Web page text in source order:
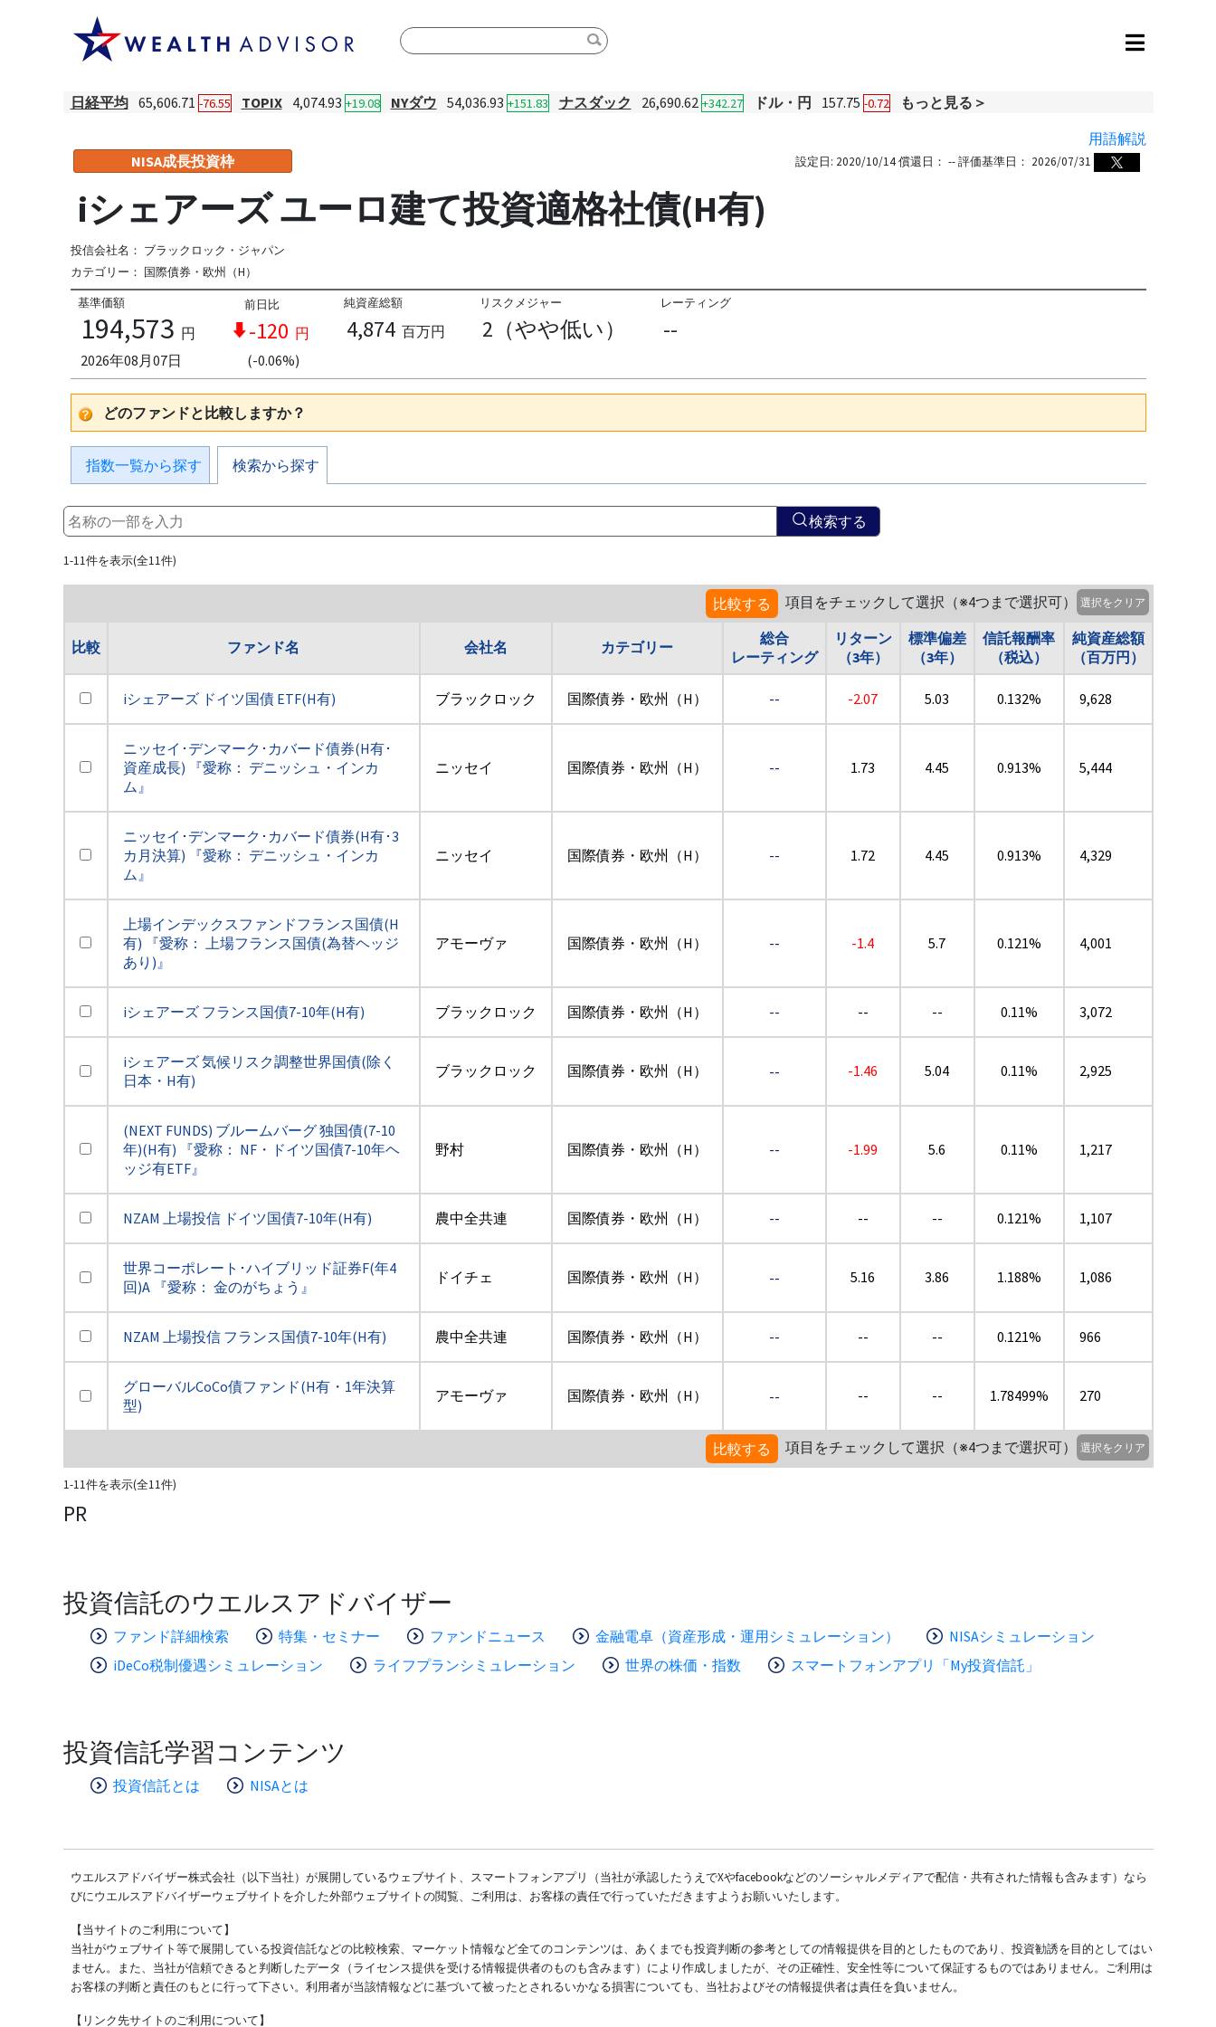
日経平均 65,606.71 -76.55 TOPIX 4,074.93 +19.08 NYダウ 54,036.93 +151.83 ナスダック 26,690.62 +342.27 ドル・円 157.75 -0.72
もっと見る＞
用語解説
NISA成長投資枠
設定日: 2020/10/14 償還日： -- 評価基準日： 2026/07/31
iシェアーズ ユーロ建て投資適格社債(H有)
投信会社名： ブラックロック・ジャパン
カテゴリー： 国際債券・欧州（H）
基準価額
194,573 円
2026年08月07日
前日比
-120 円
(-0.06%)
純資産総額
4,874 百万円
リスクメジャー
2（やや低い）
レーティング
--
どのファンドと比較しますか？
指数一覧から探す 検索から探す
検索する
1-11件を表示(全11件)
比較する 項目をチェックして選択（※4つまで選択可） 選択をクリア
比較 ファンド名 会社名 カテゴリー
総合
レーティング
リターン
（3年）
標準偏差
（3年）
信託報酬率
（税込）
純資産総額
（百万円）
iシェアーズ ドイツ国債 ETF(H有) ブラックロック 国際債券・欧州（H） -- -2.07 5.03 0.132% 9,628
ニッセイ･デンマーク･カバード債券(H有･
資産成長) 『愛称： デニッシュ・インカ
ム』
ニッセイ 国際債券・欧州（H） -- 1.73 4.45 0.913% 5,444
ニッセイ･デンマーク･カバード債券(H有･3
カ月決算) 『愛称： デニッシュ・インカ
ム』
ニッセイ 国際債券・欧州（H） -- 1.72 4.45 0.913% 4,329
上場インデックスファンドフランス国債(H
有) 『愛称： 上場フランス国債(為替ヘッジ
あり)』
アモーヴァ 国際債券・欧州（H） -- -1.4 5.7 0.121% 4,001
iシェアーズ フランス国債7-10年(H有) ブラックロック 国際債券・欧州（H） -- -- -- 0.11% 3,072
iシェアーズ 気候リスク調整世界国債(除く
日本・H有)
ブラックロック 国際債券・欧州（H） -- -1.46 5.04 0.11% 2,925
(NEXT FUNDS) ブルームバーグ 独国債(7-10
年)(H有) 『愛称： NF・ドイツ国債7-10年ヘ
ッジ有ETF』
野村 国際債券・欧州（H） -- -1.99 5.6 0.11% 1,217
NZAM 上場投信 ドイツ国債7-10年(H有) 農中全共連 国際債券・欧州（H） -- -- -- 0.121% 1,107
世界コーポレート･ハイブリッド証券F(年4
回)A 『愛称： 金のがちょう』
ドイチェ 国際債券・欧州（H） -- 5.16 3.86 1.188% 1,086
NZAM 上場投信 フランス国債7-10年(H有) 農中全共連 国際債券・欧州（H） -- -- -- 0.121% 966
グローバルCoCo債ファンド(H有・1年決算
型)
アモーヴァ 国際債券・欧州（H） -- -- -- 1.78499% 270
比較する 項目をチェックして選択（※4つまで選択可） 選択をクリア
1-11件を表示(全11件)
PR
投資信託のウエルスアドバイザー
ファンド詳細検索 特集・セミナー ファンドニュース 金融電卓（資産形成・運用シミュレーション）
NISAシミュレーション
iDeCo税制優遇シミュレーション
ライフプランシミュレーション 世界の株価・指数 スマートフォンアプリ「My投資信託」
投資信託学習コンテンツ
投資信託とは NISAとは
ウエルスアドバイザー株式会社（以下当社）が展開しているウェブサイト、スマートフォンアプリ（当社が承認したうえでXやfacebookなどのソーシャルメディアで配信・共有された情報も含みます）なら
びにウエルスアドバイザーウェブサイトを介した外部ウェブサイトの閲覧、ご利用は、お客様の責任で行っていただきますようお願いいたします。
【当サイトのご利用について】
当社がウェブサイト等で展開している投資信託などの比較検索、マーケット情報など全てのコンテンツは、あくまでも投資判断の参考としての情報提供を目的としたものであり、投資勧誘を目的としてはい
ません。また、当社が信頼できると判断したデータ（ライセンス提供を受ける情報提供者のものも含みます）により作成しましたが、その正確性、安全性等について保証するものではありません。ご利用は
お客様の判断と責任のもとに行って下さい。利用者が当該情報などに基づいて被ったとされるいかなる損害についても、当社およびその情報提供者は責任を負いません。
【リンク先サイトのご利用について】